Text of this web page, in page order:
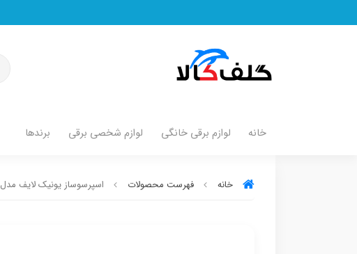
خانه لوازم برقی خانگی لوازم شخصی برقی برندها
خانه فهرست محصولات اسپرسوساز یونیک لایف مدل 313